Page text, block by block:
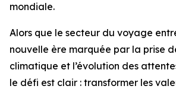
mondiale.
Alors que le secteur du voyage
nouvelle ère marquée par la prise
climatique et l’évolution des
le défi est clair : transformer les